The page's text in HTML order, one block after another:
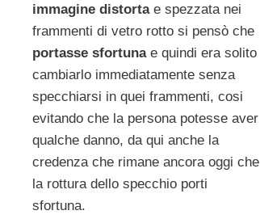
immagine distortae spezzata nei
frammenti di vetro rotto si pensò che
portasse sfortunae quindi era solito
cambiarlo immediatamente senza
specchiarsi in quei frammenti, cosi
evitando che la persona potesse aver
qualche danno, da qui anche la
credenza che rimane ancora oggi che
la rottura dello specchio porti
sfortuna.